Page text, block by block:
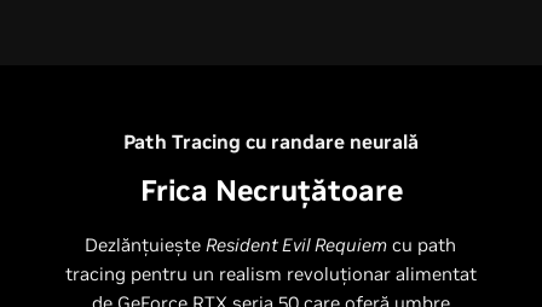
Path Tracing cu randare neurală
Frica Necruțătoare
DezlănțuieșteResident Evil Requiem cu path
tracing pentru un realism revoluționar alimentat